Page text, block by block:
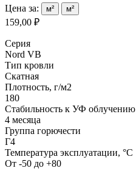
Цена за: м² м²
159,00 ₽
Серия
Nord VB
Тип кровли
Скатная
Плотность, г/м2
180
Стабильность к УФ облучению
4 месяца
Группа горючести
Г4
Температура эксплуатации, °С
От -50 до +80